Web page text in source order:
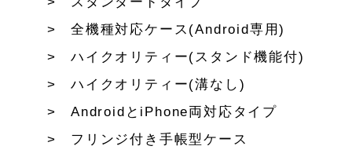
全機種対応ケース(Android専用)
ハイクオリティー(スタンド機能付)
ハイクオリティー(溝なし)
AndroidとiPhone両対応タイプ
フリンジ付き手帳型ケース